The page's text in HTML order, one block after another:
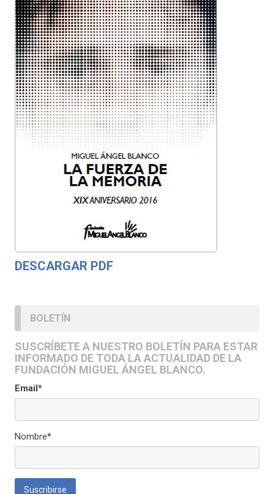
DESCARGAR PDF
BOLETÍN
SUSCRÍBETE A NUESTRO BOLETÍN PARA ESTAR
INFORMADO DE TODA LA ACTUALIDAD DE LA
FUNDACIÓN MIGUEL ÁNGEL BLANCO.
Email*
Nombre*